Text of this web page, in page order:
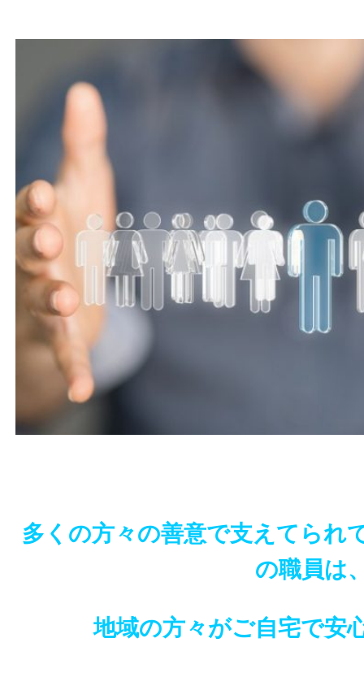
多くの方々の善意で支えてられ
の職員は
地域の方々がご自宅で安